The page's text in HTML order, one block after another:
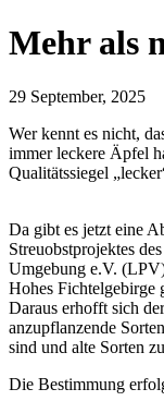
Mehr als
29 September, 2025
Wer kennt es nicht,
immer leckere Äpfel
Qualitätssiegel
Da gibt es jetzt eine
Streuobstprojektes
Umgebung e.V.
Hohes Fichtelgebirge
Daraus erhofft sich
anzupflanzende
sind und alte Sorten
Die Bestimmung